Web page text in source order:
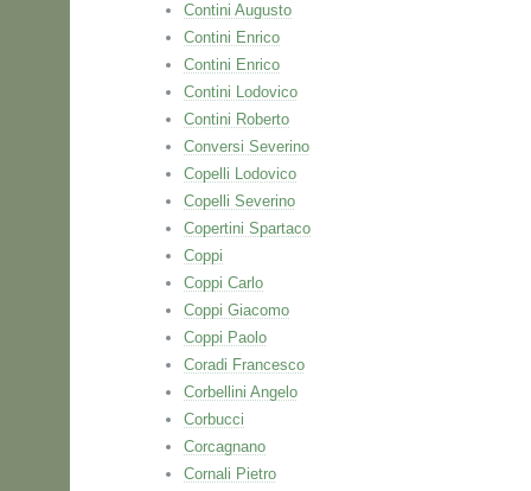
Contini Augusto
Contini Enrico
Contini Enrico
Contini Lodovico
Contini Roberto
Conversi Severino
Copelli Lodovico
Copelli Severino
Copertini Spartaco
Coppi
Coppi Carlo
Coppi Giacomo
Coppi Paolo
Coradi Francesco
Corbellini Angelo
Corbucci
Corcagnano
Cornali Pietro